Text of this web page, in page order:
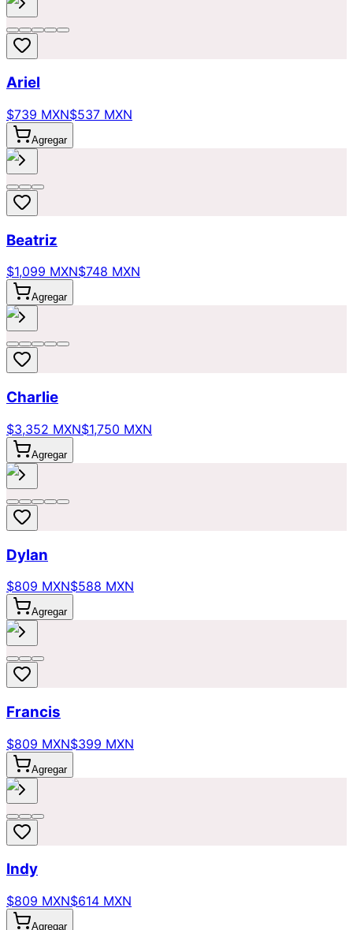
Ariel
$739 MXN$537 MXN
Agregar
Beatriz
$1,099 MXN$748 MXN
Agregar
Charlie
$3,352 MXN$1,750 MXN
Agregar
Dylan
$809 MXN$588 MXN
Agregar
Francis
$809 MXN$399 MXN
Agregar
Indy
$809 MXN$614 MXN
Agregar